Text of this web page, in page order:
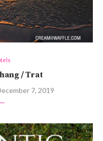
/ Trat
7, 2019